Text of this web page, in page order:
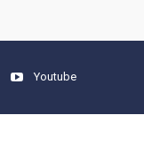
Youtube